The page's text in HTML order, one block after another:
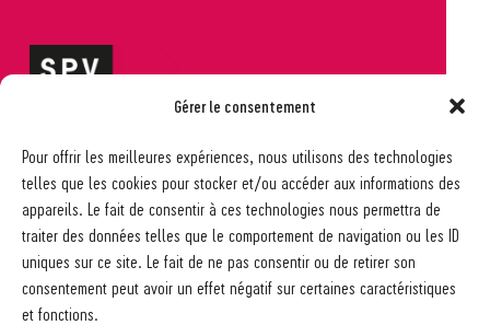
Gérer le consentement
Pour offrir les meilleures expériences, nous utilisons des technologies
telles que les cookies pour stocker et/ou accéder aux informations des
appareils. Le fait de consentir à ces technologies nous permettra de
traiter des données telles que le comportement de navigation ou les ID
uniques sur ce site. Le fait de ne pas consentir ou de retirer son
consentement peut avoir un effet négatif sur certaines caractéristiques
et fonctions.
Ch. des Allinges 2
1006 Lausanne
021 617 65 59
info@spv-vd.ch
FAQ
Les associations